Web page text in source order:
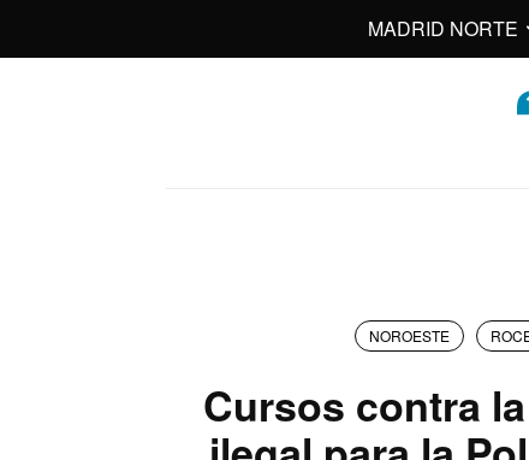
MADRID NORTE
NOROESTE
Cursos contra